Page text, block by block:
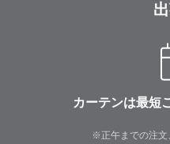
カーテンは最短
※正午までの注文